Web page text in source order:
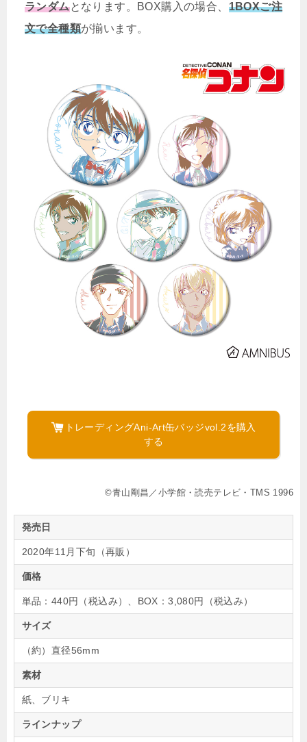
ランダムとなります。BOX購入の場合、 1BOXご注
文で全種類が揃います。
トレーディングAni-Art缶バッジvol.2を購入
する
©青山剛昌／小学館・読売テレビ・TMS 1996
発売日
2020年11月下旬（再販）
価格
単品：440円（税込み）、BOX：3,080円（税込み）
サイズ
（約）直径56mm
素材
紙、ブリキ
ラインナップ